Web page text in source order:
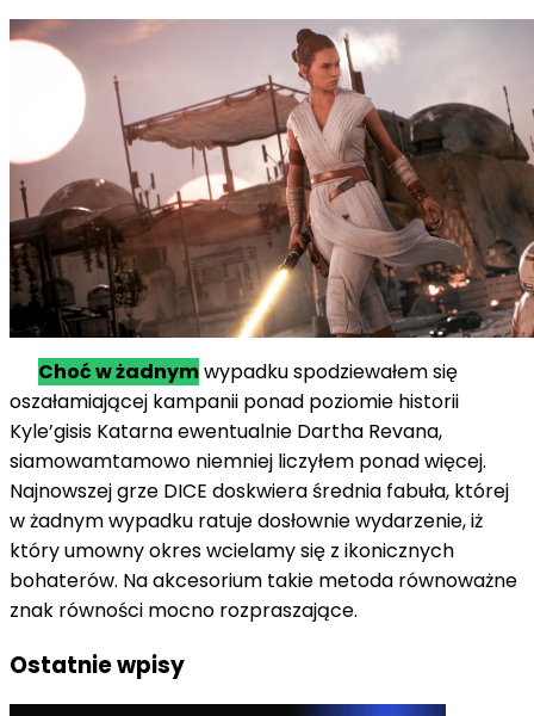
Choćw żadnymwypadkuspodziewałem się
oszałamiającej kampanii ponad poziomie historii
Kyle’gisis Katarnaewentualnie Dartha Revana,
siamowamtamowo niemniej liczyłem ponadwięcej.
Najnowszej grze DICE doskwieraśrednia fabuła, której
w żadnym wypadku ratujedosłowniewydarzenie,iż
któryumownyokreswcielamy się z ikonicznych
bohaterów. Naakcesorium takie metoda równoważne
znak równości mocno rozpraszające.
Ostatnie wpisy